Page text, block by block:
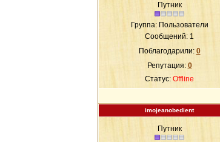
Путник
Группа: Пользователи
Сообщений: 1
Поблагодарили: 0
Репутация: 0
Статус: Offline
imojeanobedient
Путник